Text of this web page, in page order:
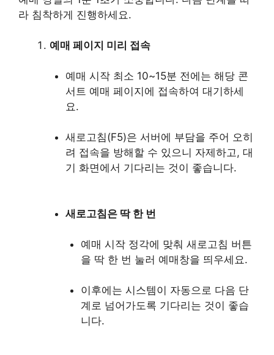
라 침착하게 진행하세요.
예매 페이지 미리 접속
예매 시작 최소 10~15분 전에는 해당 콘
서트 예매 페이지에 접속하여 대기하세
요.
새로고침(F5)은 서버에 부담을 주어 오히
려 접속을 방해할 수 있으니 자제하고, 대
기 화면에서 기다리는 것이 좋습니다.
새로고침은 딱 한 번
예매 시작 정각에 맞춰 새로고침 버튼
을 딱 한 번 눌러 예매창을 띄우세요.
이후에는 시스템이 자동으로 다음 단
계로 넘어가도록 기다리는 것이 좋습
니다.